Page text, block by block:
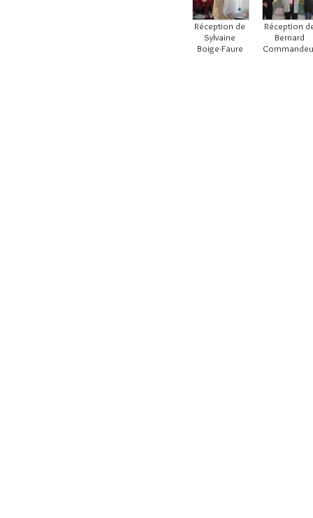
Réception de
Sylvaine
Boige-Faure
Réception
Bernard